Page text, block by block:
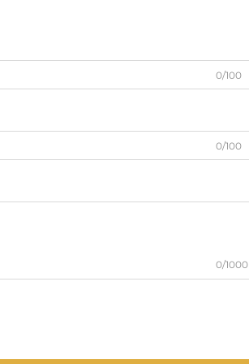
0/100
0/100
0/1000